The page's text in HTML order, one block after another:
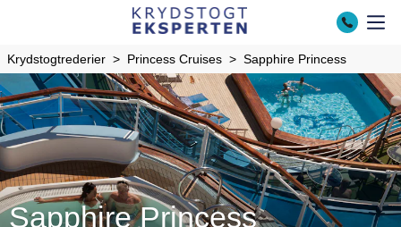
Krydstogtrederier Princess Cruises Sapphire Princess
Sapphire Princess